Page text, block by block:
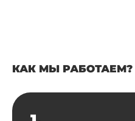
КАК МЫ РАБОТАЕМ?